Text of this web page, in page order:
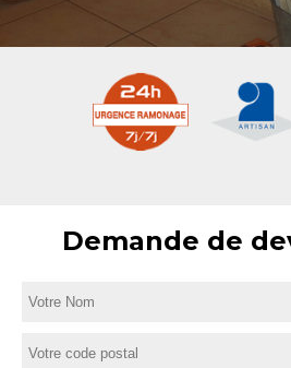
Demande de